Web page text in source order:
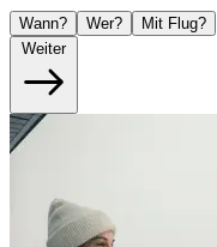
Wann? Wer?
Mit Flug?
Weiter